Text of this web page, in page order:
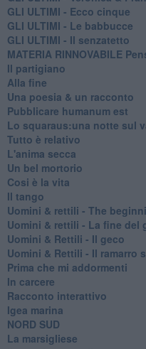
GLI ULTIMI - Ecco cinque
GLI ULTIMI - Le babbucce
GLI ULTIMI - Il senzatetto
MATERIA RINNOVABILE
Il partigiano
Alla fine
Una poesia & un racconto
Pubblicare humanum est
Lo squaraus:una notte sul
Tutto è relativo
L'anima secca
Un bel mortorio
Cosi è la vita
Il tango
​Uomini & rettili - The
​Uomini & rettili - La fine del
Uomini & Rettili - Il geco
Uomini & Rettili - Il ramarro
Prima che mi addormenti
In carcere
Racconto interattivo
Igea marina
​NORD SUD
La marsigliese